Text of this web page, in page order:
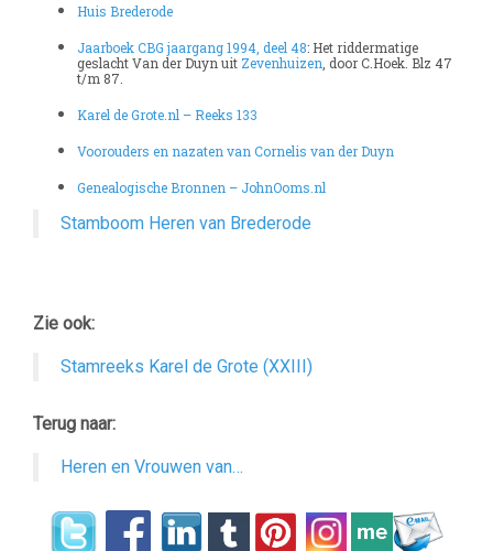
Huis Brederode
Jaarboek CBG jaargang 1994, deel 48: Het riddermatige
geslacht Van der Duyn uit Zevenhuizen , door C.Hoek. Blz 47
t/m 87.
Karel de Grote.nl – Reeks 133
Voorouders en nazaten van Cornelis van der Duyn
Genealogische Bronnen – JohnOoms.nl
Stamboom Heren van Brederode
Zie ook:
Stamreeks Karel de Grote (XXIII)
Terug naar:
Heren en Vrouwen van…